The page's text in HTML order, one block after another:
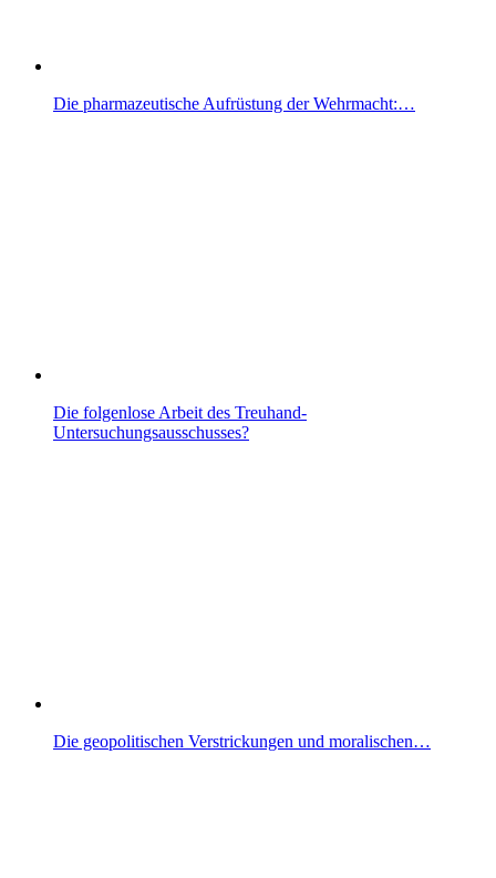
Die pharmazeutische Aufrüstung der Wehrmacht:…
Die folgenlose Arbeit des Treuhand-
Untersuchungsausschusses?
Die geopolitischen Verstrickungen und moralischen…